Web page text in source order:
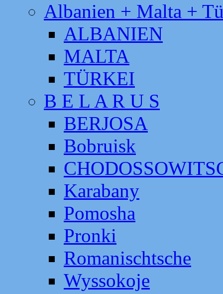
Albanien + Malta +
ALBANIEN
MALTA
TÜRKEI
B E L A R U S
BERJOSA
Bobruisk
Karabany
Pomosha
Pronki
Romanischtsche
Wyssokoje